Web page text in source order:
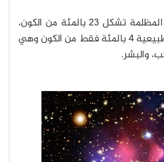
كما يُعتقد أن المادة المظلمة تشكل 23 بالمئة من الكون،
بينما تشكل المادة الطبيعية 4 بالمئة فقط من الكون وهي
والبشر.